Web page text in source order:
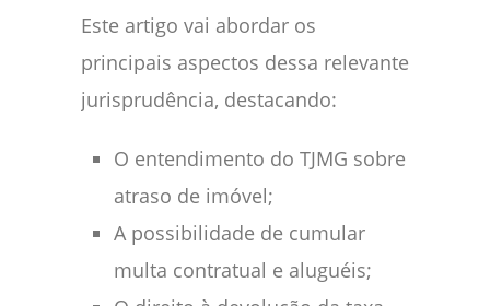
Este artigo vai abordar os
principais aspectos dessa relevante
jurisprudência, destacando:
O entendimento do TJMG sobre
atraso de imóvel;
A possibilidade de cumular
multa contratual e aluguéis;